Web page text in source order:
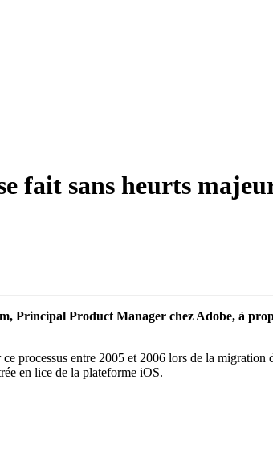
fait sans heurts
Principal Product Manager chez Adobe, à
processus entre 2005 et 2006 lors de la
en lice de la plateforme iOS.